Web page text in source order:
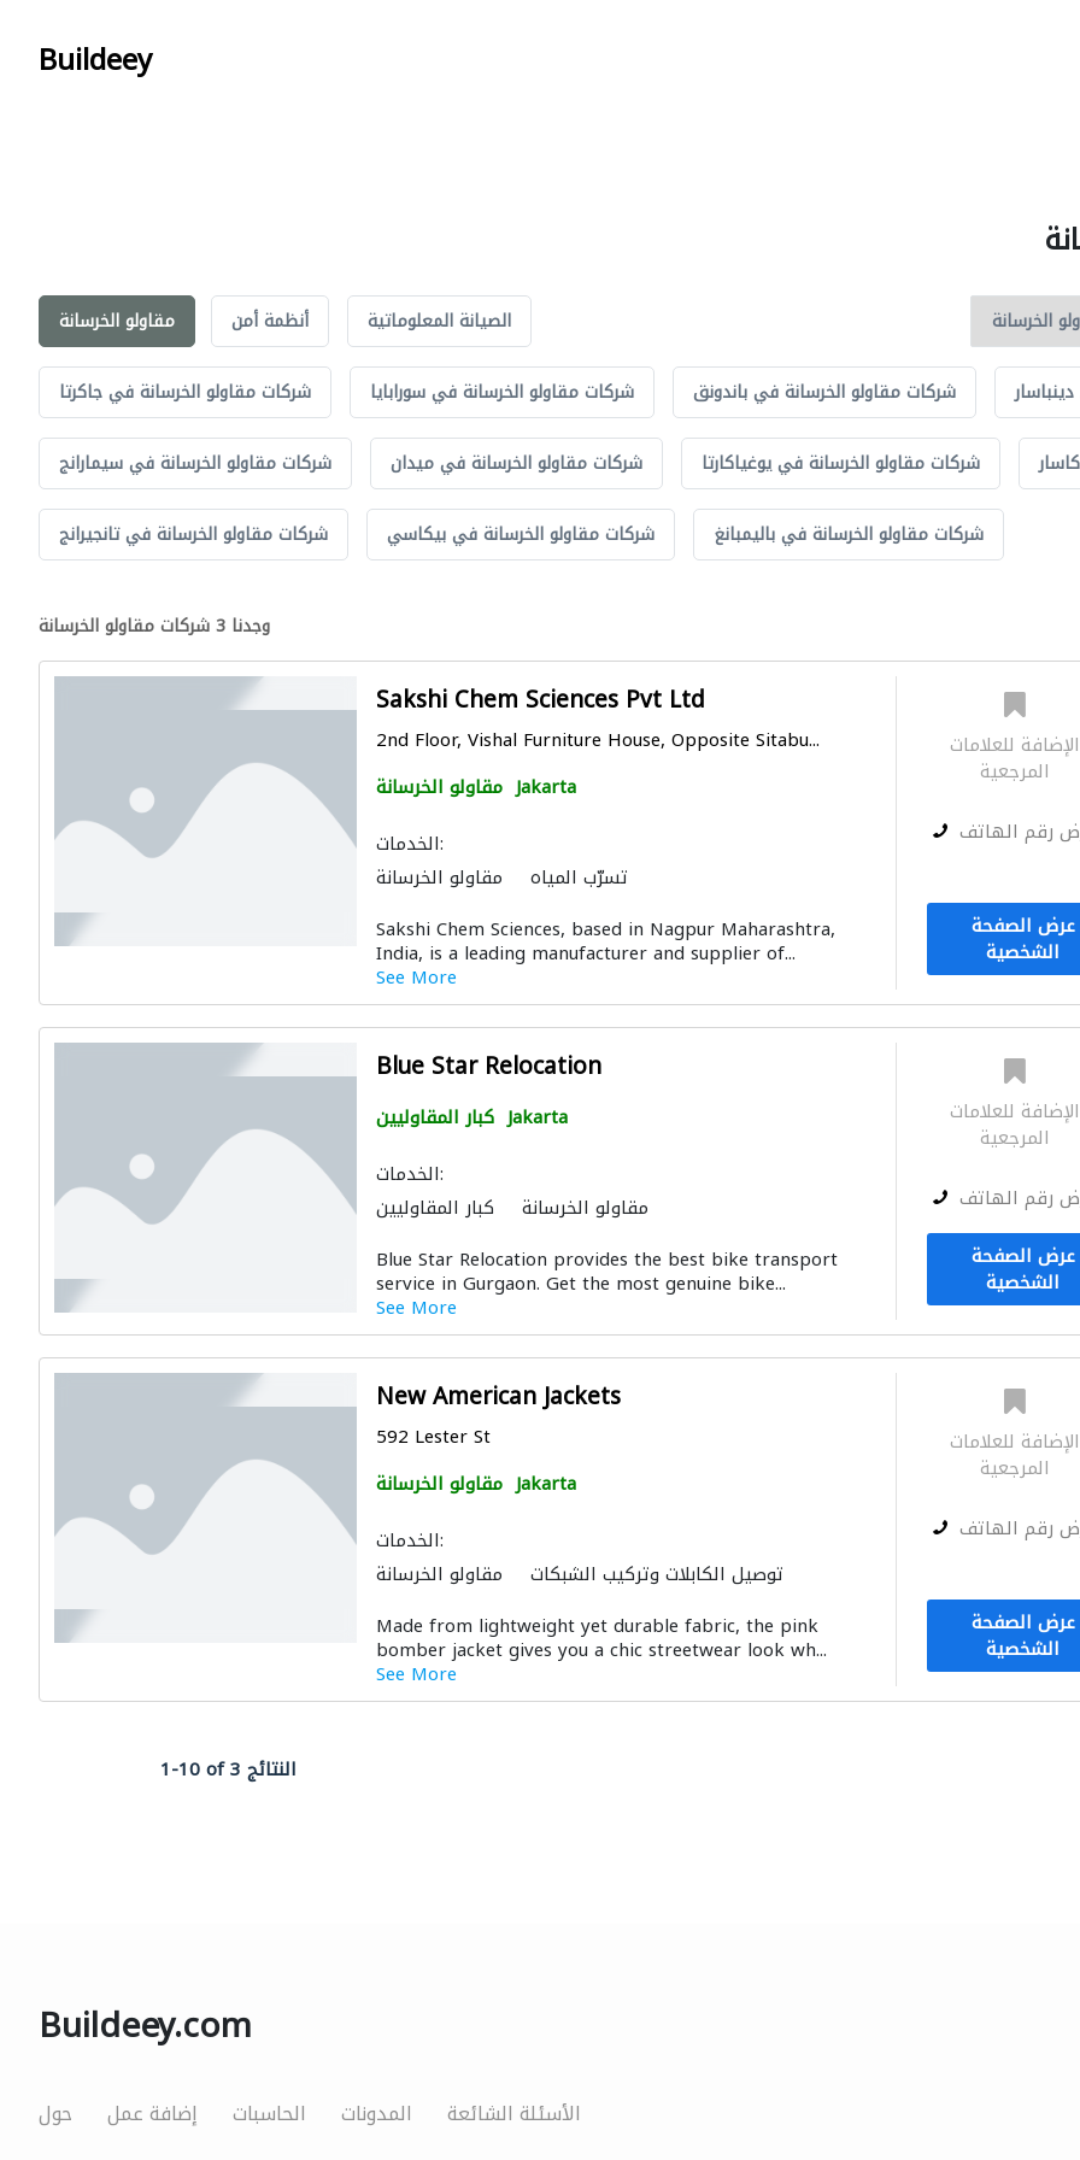
Buildeey
مقاولو الخرسانة أنظمة أمن الصيانة المعلوماتية
شركات مقاولو الخرسانة في جاكرتا شركات مقاولو الخرسانة في سورابايا شركات مقاولو الخرسانة في باندونق
شركات مقاولو الخرسانة في سيمارانج شركات مقاولو الخرسانة في ميدان شركات مقاولو الخرسانة في يوغياكارتا
شركات مقاولو الخرسانة في تانجيرانج شركات مقاولو الخرسانة في بيكاسي شركات مقاولو الخرسانة في باليمبانغ
وجدنا 3 شركات مقاولو الخرسانة
Sakshi Chem Sciences Pvt Ltd
2nd Floor, Vishal Furniture House, Opposite Sitabu...
مقاولو الخرسانة Jakarta
الخدمات:
مقاولو الخرسانة
تسرّب المياه
Sakshi Chem Sciences, based in Nagpur Maharashtra,
India, is a leading manufacturer and supplier of...
See More
الإضافة للعلامات
المرجعية
رقم الهاتف
عرض الصفحة
الشخصية
Blue Star Relocation
كبار المقاوليين Jakarta
الخدمات:
كبار المقاوليين
مقاولو الخرسانة
Blue Star Relocation provides the best bike transport
service in Gurgaon. Get the most genuine bike...
See More
الإضافة للعلامات
المرجعية
رقم الهاتف
عرض الصفحة
الشخصية
New American Jackets
592 Lester St
مقاولو الخرسانة Jakarta
الخدمات:
مقاولو الخرسانة
توصيل الكابلات وتركيب الشبكات
Made from lightweight yet durable fabric, the pink
bomber jacket gives you a chic streetwear look wh...
See More
الإضافة للعلامات
المرجعية
رقم الهاتف
عرض الصفحة
الشخصية
1-10 of 3 النتائج
Buildeey.com
حول إضافة عمل الحاسبات المدونات الأسئلة الشائعة